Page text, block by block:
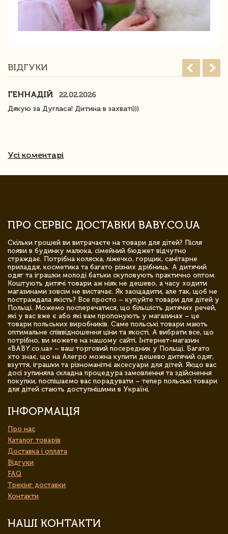
ВІДГУКИ
ГЕННАДІЙ
22.02.2026
Дякую за Дугласа! Дитина в захваті)))
Усі коментарі
ПРО СЕРВІС ДОСТАВКИ BABY.CO.UA
Скільки грошей ви витрачаєте на товари для дітей? Після
появи в будинку малюка, сімейний бюджет відчутно
страждає. Потрібна коляска, ліжечко, горщик, санітарне
приладдя, косметика та багато різних дрібниць. А дитячий
одяг та іграшки молоді батьки скуповують практично оптом.
Коштують дитячі товари аж ніяк не дешево, а часу ходити
магазинами зовсім не вистачає. Як заощадити, але так, щоб не
постраждала якість? Все просто – купуйте товари для дітей у
Польщі. Можемо посперечатися, що більшість дитячих речей,
які у вас вже є або які вам пропонують у магазинах – це
товари польських виробників. Саме польські товари мають
оптимальне співвідношення ціни та якості. А вибрати все, що
потрібно, ви можете на нашому сайті. Інтернет-магазин
«BABY.co.ua» – ваш торговий посередник у Польщі. Багато
хто знає, що на Алегро можна купити дешево дитячий одяг,
взуття, іграшки та різноманітні аксесуари для дітей. Якщо вас
досі зупиняла складна процедура замовлення та здійснення
покупки, поспішаємо вас порадувати – тепер польські товари
для дітей стають доступнішими в Україні.
ІНФОРМАЦІЯ
Про нас
Каталог товарів
Доставка і оплата
Відгуки
FAQ
Трекінг доставки
Контакти
НАШІ КОНТАКТИ